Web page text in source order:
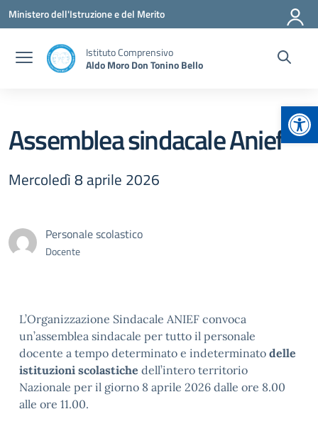
Vai ai contenuti
Vai al menu di navigazione
Vai al footer
Ministero dell'Istruzione e del Merito
Istituto Comprensivo
Aldo Moro Don Tonino Bello
Assemblea sindacale Anief
Mercoledì 8 aprile 2026
Personale scolastico
Docente
L’Organizzazione Sindacale ANIEF convoca
un’assemblea sindacale per tutto il personale
docente a tempo determinato e indeterminato delle
istituzioni scolastiche dell’intero territorio
Nazionale per il giorno 8 aprile 2026 dalle ore 8.00
alle ore 11.00.